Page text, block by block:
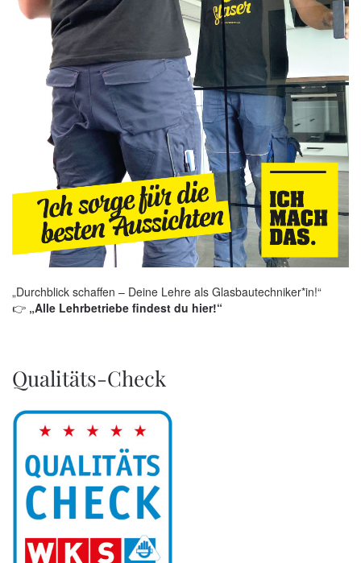
„Durchblick schaffen – Deine Lehre als Glasbautechniker*in!“
👉 „Alle Lehrbetriebe findest du hier!“
Qualitäts-Check